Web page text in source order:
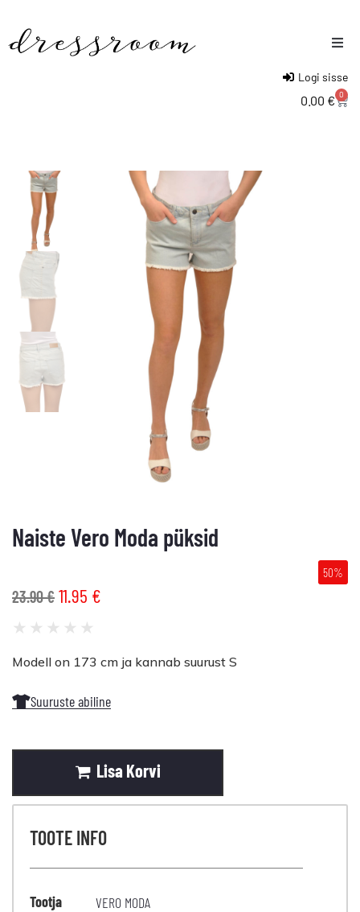
Logi sisse
0.00 € 0
Naiste Vero Moda püksid
50%
23.90€ 11.95 €
★ ★ ★ ★ ★
Modell on 173 cm ja kannab suurust S
Suuruste abiline
Lisa Korvi
TOOTE INFO
Tootja
VERO MODA